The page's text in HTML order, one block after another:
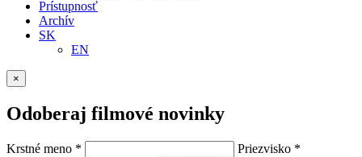
Prístupnosť
Archív
SK
EN
×
Odoberaj filmové novinky
Krstné meno * Priezvisko *